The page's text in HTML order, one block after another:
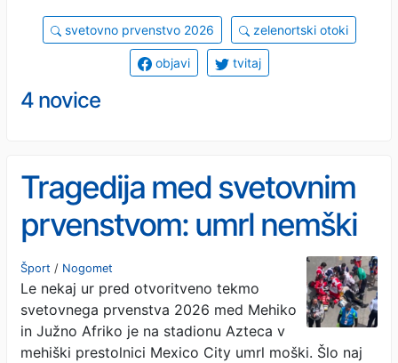
svetovno prvenstvo 2026 zelenortski otoki
objavi tvitaj
4 novice
Tragedija med svetovnim
prvenstvom: umrl nemški
navijač
Šport / Nogomet
Le nekaj ur pred otvoritveno tekmo
svetovnega prvenstva 2026 med Mehiko
in Južno Afriko je na stadionu Azteca v
mehiški prestolnici Mexico City umrl moški. Šlo naj